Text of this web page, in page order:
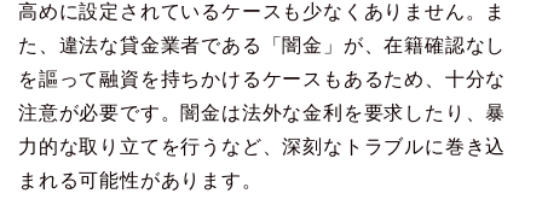
高めに設定されているケースも少なくありません。ま
た、違法な貸金業者である「闇金」が、在籍確認なし
を謳って融資を持ちかけるケースもあるため、十分な
注意が必要です。闇金は法外な金利を要求したり、暴
力的な取り立てを行うなど、深刻なトラブルに巻き込
まれる可能性があります。